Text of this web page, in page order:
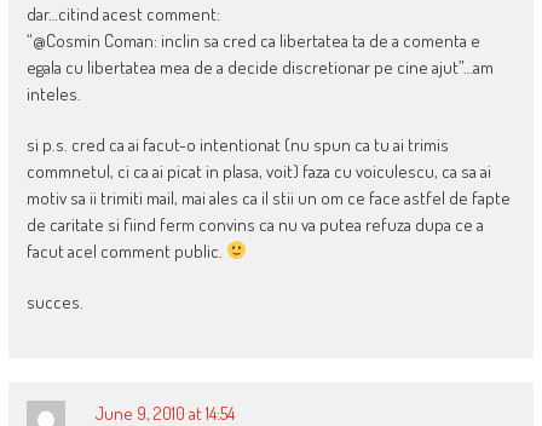
dar…citind acest comment:
“@Cosmin Coman: inclin sa cred ca libertatea ta de a comenta e
egala cu libertatea mea de a decide discretionar pe cine ajut”…am
inteles.
si p.s. cred ca ai facut-o intentionat (nu spun ca tu ai trimis
commnetul, ci ca ai picat in plasa, voit) faza cu voiculescu, ca sa ai
motiv sa ii trimiti mail, mai ales ca il stii un om ce face astfel de fapte
de caritate si fiind ferm convins ca nu va putea refuza dupa ce a
facut acel comment public.
succes.
June 9, 2010 at 14:54